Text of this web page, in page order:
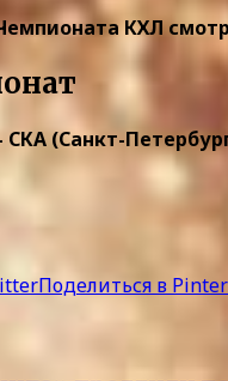
КХЛ
(Санкт-
Поделиться в